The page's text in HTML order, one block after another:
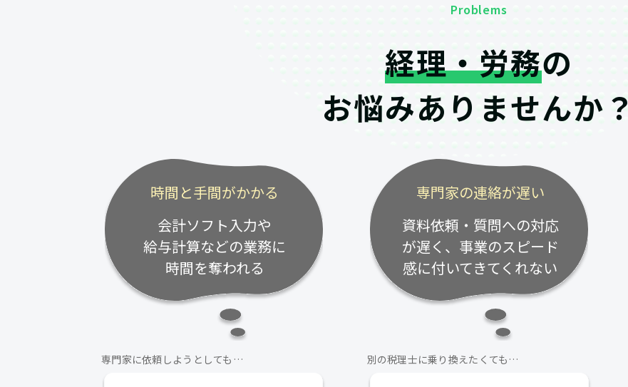
Problems
経理・労務の
お悩みありませんか？
時間と手間がかかる
会計ソフト入力や
給与計算などの業務に
時間を奪われる
専門家に依頼しようとしても…
専門家の連絡が遅い
資料依頼・質問への対応
が遅く、事業のスピード
感に付いてきてくれない
別の税理士に乗り換えたくても…